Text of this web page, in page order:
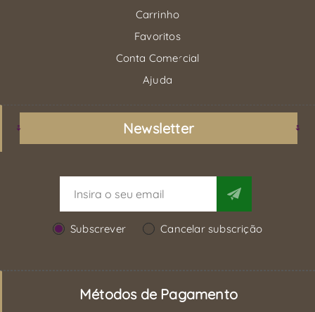
Carrinho
Favoritos
Conta Comercial
Ajuda
Newsletter
Subscrever Cancelar subscrição
Métodos de Pagamento